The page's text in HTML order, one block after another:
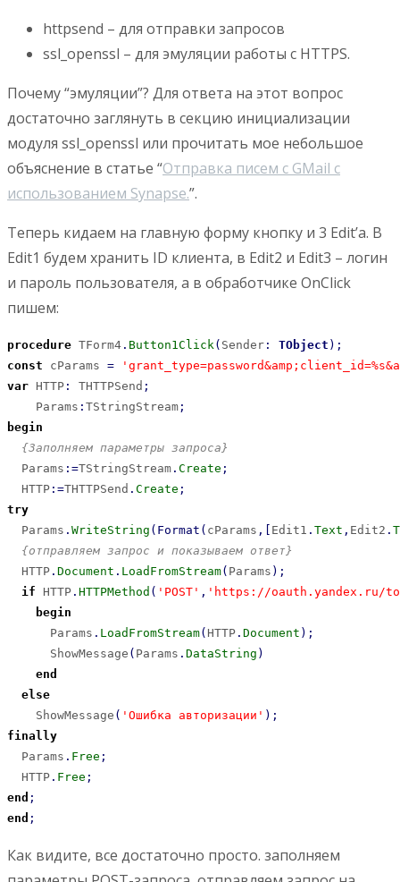
httpsend – для отправки запросов
ssl_openssl – для эмуляции работы с HTTPS.
Почему “эмуляции”? Для ответа на этот вопрос
достаточно заглянуть в секцию инициализации
модуля ssl_openssl или прочитать мое небольшое
объяснение в статье “Отправка писем с GMail с
использованием Synapse.”.
Теперь кидаем на главную форму кнопку и 3 Edit’а. В
Edit1 будем хранить ID клиента, в Edit2 и Edit3 – логин
и пароль пользователя, а в обработчике OnClick
пишем:
procedure TForm4 . Button1Click ( Sender : TObject ) ;
const cParams =
var HTTP : THTTPSend ;
    Params
: TStringStream ;
begin
{Заполняем параметры запроса}
  Params
: =TStringStream . Create ;
  HTTP
: =THTTPSend . Create ;
try
  Params
. WriteString ( Format ( cParams , Edit1 . Text , Edit2 .
{отправляем запрос и показываем ответ}
  HTTP
. Document . LoadFromStream( Params ) ;
if HTTP . HTTPMethod ( 'POST' , 'https://oauth.yandex.ru/
begin
      Params
. LoadFromStream( HTTP . Document ) ;
      ShowMessage
( Params . DataString )
end
else
    ShowMessage
( 'Ошибка авторизации' ) ;
finally
  Params
. Free ;
  HTTP
. Free ;
end ;
end ;
Как видите, все достаточно просто. заполняем